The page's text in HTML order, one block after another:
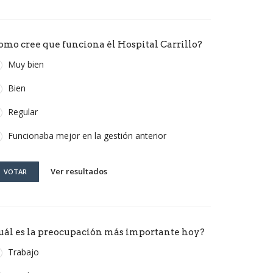
cree que funciona él Hospital Carrillo?
Muy bien
Bien
Regular
Funcionaba mejor en la gestión anterior
VOTAR Ver resultados
es la preocupación más importante hoy?
Trabajo